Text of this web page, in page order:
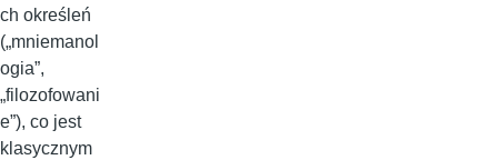
ch określeń
(„mniemanol
ogia”,
„filozofowani
e”), co jest
klasycznym